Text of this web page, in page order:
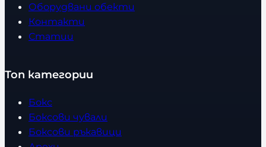
Оборудвани обекти
Контакти
Статии
Топ категории
Бокс
Боксови чували
Боксови ръкавици